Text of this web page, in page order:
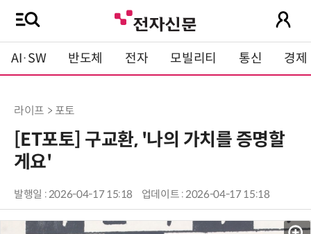
AI·SW 반도체 전자 모빌리티 통신 경제
라이프 > 포토
[ET포토] 구교환, '나의 가치를 증명할
게요'
발행일 : 2026-04-17 15:18 업데이트 : 2026-04-17 15:18